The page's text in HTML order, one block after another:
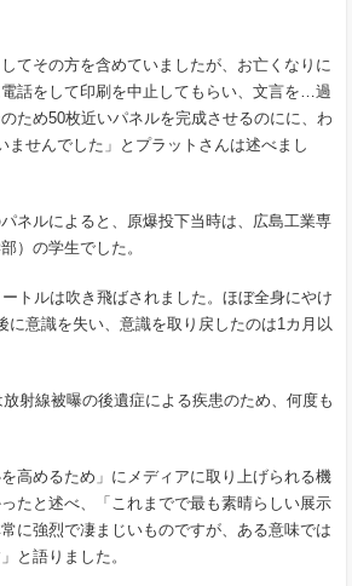
てその方を含めていましたが、お亡くなりに
話をして印刷を中止してもらい、文言を…過
ため50枚近いパネルを完成させるのにに、わ
ませんでした」とプラットさんは述べまし
ネルによると、原爆投下当時は、広島工業専
）の学生でした。
ートルは吹き飛ばされました。ほぼ全身にやけ
に意識を失い、意識を取り戻したのは1カ月以
射線被曝の後遺症による疾患のため、何度も
高めるため」にメディアに取り上げられる機
たと述べ、「これまでで最も素晴らしい展示
に強烈で凄まじいものですが、ある意味では
と語りました。